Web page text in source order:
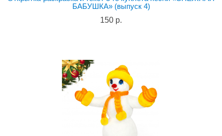
БАБУШКА» (выпуск 4)
150 р.